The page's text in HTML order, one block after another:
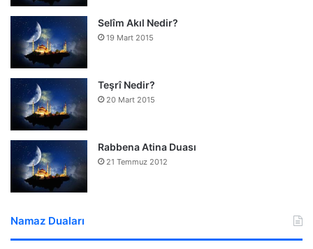
Selîm Akıl Nedir?
19 Mart 2015
Teşrî Nedir?
20 Mart 2015
Rabbena Atina Duası
21 Temmuz 2012
Namaz Duaları